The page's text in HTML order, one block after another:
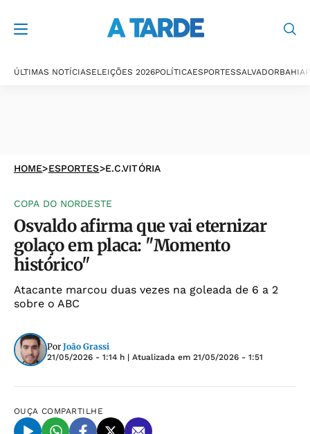
ÚLTIMAS NOTÍCIASELEIÇÕES 2026POLÍTICAESPORTESSALVADORBAHIA
HOME>ESPORTES>E.C.VITÓRIA
COPA DO NORDESTE
Osvaldo afirma que vai eternizar
golaço em placa: "Momento
histórico"
Atacante marcou duas vezes na goleada de 6 a 2
sobre o ABC
Por João Grassi
21/05/2026 - 1:14 h | Atualizada em 21/05/2026 - 1:51
OUÇA COMPARTILHE